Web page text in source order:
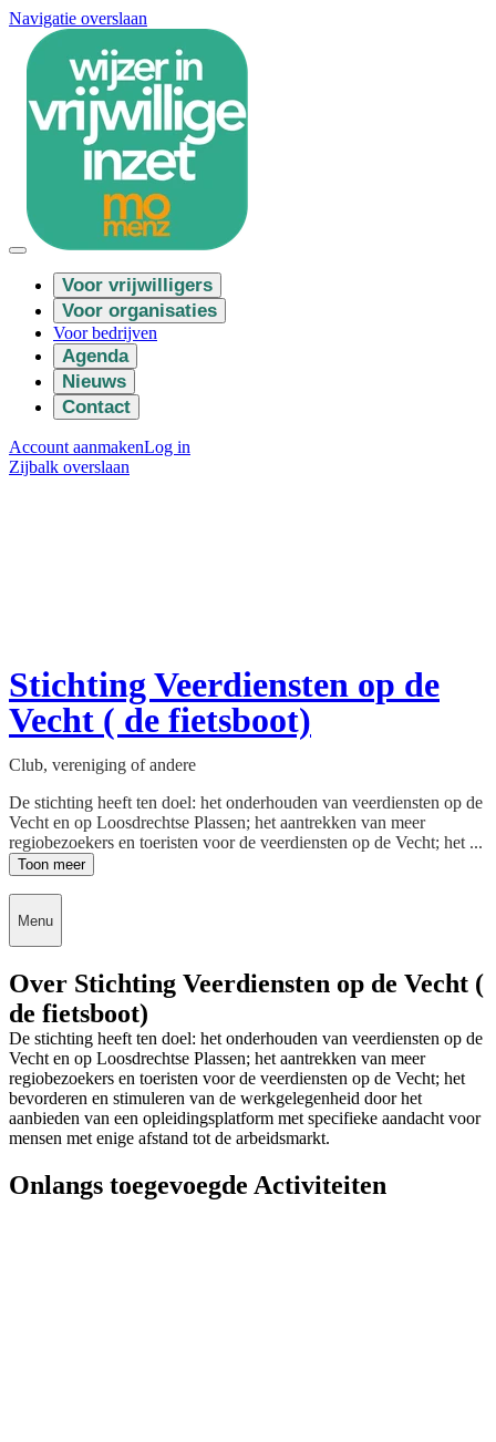
Navigatie overslaan
Voor vrijwilligers
Voor organisaties
Voor bedrijven
Agenda
Nieuws
Contact
Account aanmakenLog in
Zijbalk overslaan
Stichting Veerdiensten op de
Vecht ( de fietsboot)
Club, vereniging of andere
De stichting heeft ten doel: het onderhouden van veerdiensten op de
Vecht en op Loosdrechtse Plassen; het aantrekken van meer
regiobezoekers en toeristen voor de veerdiensten op de Vecht; het ...
Toon meer
Menu
Over Stichting Veerdiensten op de Vecht (
de fietsboot)
De stichting heeft ten doel: het onderhouden van veerdiensten op de
Vecht en op Loosdrechtse Plassen; het aantrekken van meer
regiobezoekers en toeristen voor de veerdiensten op de Vecht; het
bevorderen en stimuleren van de werkgelegenheid door het
aanbieden van een opleidingsplatform met specifieke aandacht voor
mensen met enige afstand tot de arbeidsmarkt.
Onlangs toegevoegde Activiteiten